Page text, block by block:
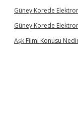
Güney Korede
Güney Korede
Aşk Filmi Konusu